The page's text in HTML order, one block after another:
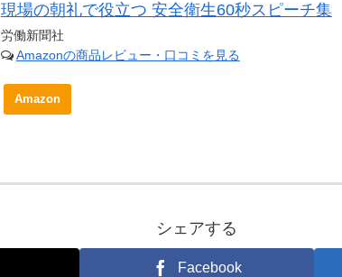
現場の朝礼で役立つ 安全衛生60秒スピーチ集
労働新聞社
Amazonの商品レビュー・口コミを見る
Amazon
シェアする
Facebook